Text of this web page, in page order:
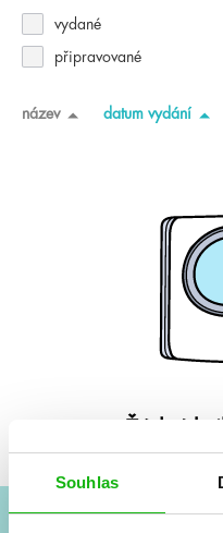
Souhlas
vydané
připravované
název datum vydání